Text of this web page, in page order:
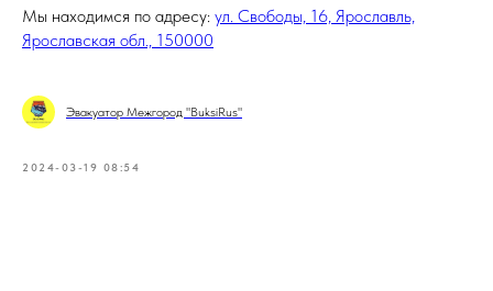
Мы находимся по адресу: ул. Свободы, 16, Ярославль,
Ярославская обл., 150000
Эвакуатор Межгород "BuksiRus"
2024-03-19 08:54